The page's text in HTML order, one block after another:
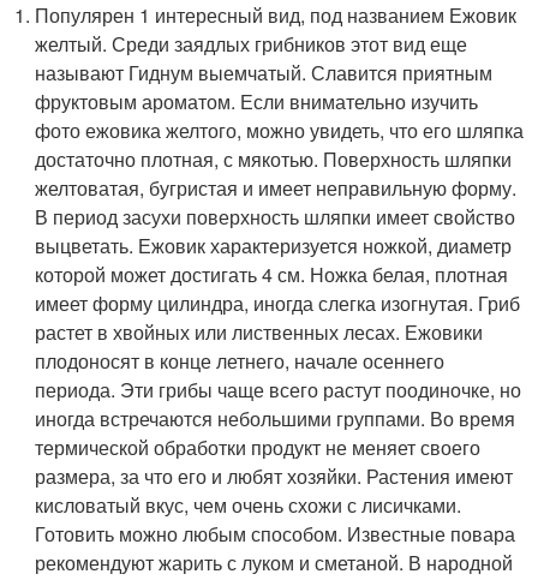
Популярен 1 интересный вид, под названием Ежовик
желтый. Среди заядлых грибников этот вид еще
называют Гиднум выемчатый. Славится приятным
фруктовым ароматом. Если внимательно изучить
фото ежовика желтого, можно увидеть, что его шляпка
достаточно плотная, с мякотью. Поверхность шляпки
желтоватая, бугристая и имеет неправильную форму.
В период засухи поверхность шляпки имеет свойство
выцветать. Ежовик характеризуется ножкой, диаметр
которой может достигать 4 см. Ножка белая, плотная
имеет форму цилиндра, иногда слегка изогнутая. Гриб
растет в хвойных или лиственных лесах. Ежовики
плодоносят в конце летнего, начале осеннего
периода. Эти грибы чаще всего растут поодиночке, но
иногда встречаются небольшими группами. Во время
термической обработки продукт не меняет своего
размера, за что его и любят хозяйки. Растения имеют
кисловатый вкус, чем очень схожи с лисичками.
Готовить можно любым способом. Известные повара
рекомендуют жарить с луком и сметаной. В народной